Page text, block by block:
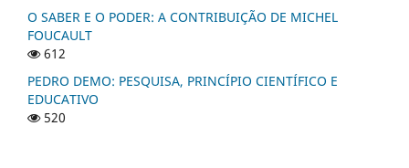
O SABER E O PODER: A CONTRIBUIÇÃO DE MICHEL
FOUCAULT
612
PEDRO DEMO: PESQUISA, PRINCÍPIO CIENTÍFICO E
EDUCATIVO
520